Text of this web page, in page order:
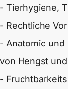
- Tierhygiene,
- Rechtliche
- Anatomie und
von Hengst
-